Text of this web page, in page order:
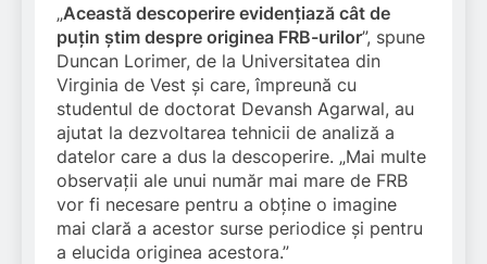
„Această descoperire evidențiază cât de
puțin știm despre originea FRB-urilor”, spune
Duncan Lorimer, de la Universitatea din
Virginia de Vest și care, împreună cu
studentul de doctorat Devansh Agarwal, au
ajutat la dezvoltarea tehnicii de analiză a
datelor care a dus la descoperire. „Mai multe
observații ale unui număr mai mare de FRB
vor fi necesare pentru a obține o imagine
mai clară a acestor surse periodice și pentru
a elucida originea acestora.”